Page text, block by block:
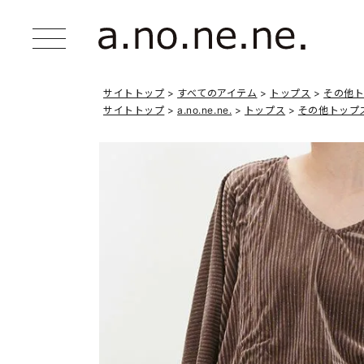
サイトトップ すべてのアイテム トップス
その他
サイトトップ
a.no.ne.ne. トップス その他トップ